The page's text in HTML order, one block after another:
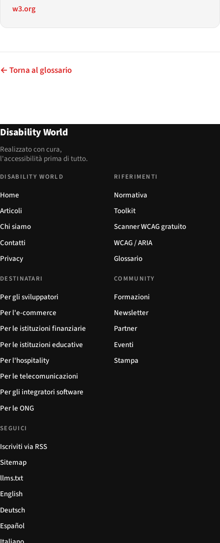
w3.org
← Torna al glossario
Disability World
Realizzato con cura,
l'accessibilità prima di tutto.
DISABILITY WORLD
Home
Articoli
Chi siamo
Contatti
Privacy
RIFERIMENTI
Normativa
Toolkit
Scanner WCAG gratuito
WCAG / ARIA
Glossario
DESTINATARI
Per gli sviluppatori
Per l'e-commerce
Per le istituzioni finanziarie
Per le istituzioni educative
Per l'hospitality
Per le telecomunicazioni
Per gli integratori software
Per le ONG
COMMUNITY
Formazioni
Newsletter
Partner
Eventi
Stampa
SEGUICI
Iscriviti via RSS
Sitemap
llms.txt
English
Deutsch
Español